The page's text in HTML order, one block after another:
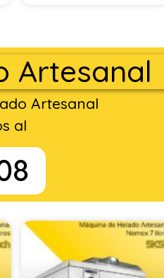
Artesanal
Artesanal
al